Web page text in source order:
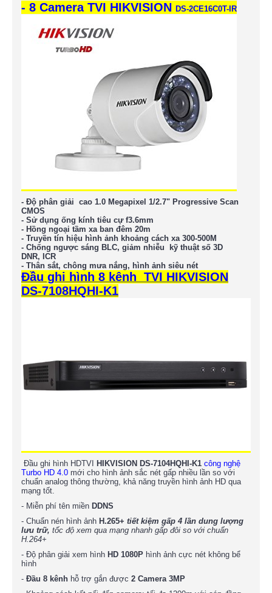
- 8 Camera TVI HIKVISION DS-2CE16C0T-IR
- Độ phân giải cao 1.0 Megapixel 1/2.7" Progressive Scan
CMOS
- Sử dụng ống kính tiêu cự f3.6mm
- Hồng ngoại tầm xa ban đêm 20m
- Truyền tín hiệu hình ảnh khoảng cách xa 300-500M
- Chống ngược sáng BLC, giảm nhiễu kỹ thuật số 3D
DNR, ICR
- Thân sắt, chông mưa nắng, hình ảnh siêu nét
Đầu ghi hình 8 kênh TVI HIKVISION
DS-7108HQHI-K1
Đầu ghi hình HDTVI HIKVISION DS-7104HQHI-K1 công nghệ
Turbo HD 4.0 mới cho hình ảnh sắc nét gấp nhiều lần so với
chuẩn analog thông thường, khả năng truyền hình ảnh HD qua
mạng tốt.
- Miễn phí tên miền DDNS
- Chuẩn nén hình ảnh H.265+ tiết kiệm gấp 4 lần dung lượng
lưu trữ, tốc độ xem qua mạng nhanh gấp đôi so với chuẩn
H.264+
- Độ phân giải xem hình HD 1080P hình ảnh cực nét không bể
hình
- Đầu 8 kênh hỗ trợ gắn được 2 Camera 3MP